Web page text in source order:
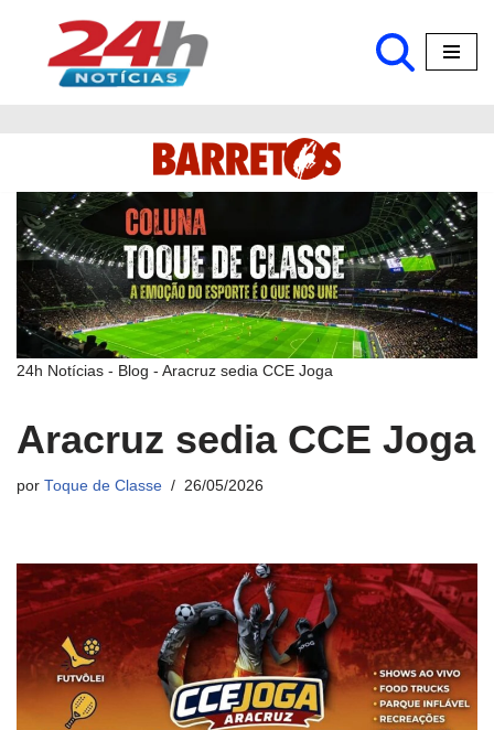
Pular
24h Notícias - Blog - Aracruz sedia CCE Joga
Aracruz sedia CCE Joga
por Toque de Classe 26/05/2026